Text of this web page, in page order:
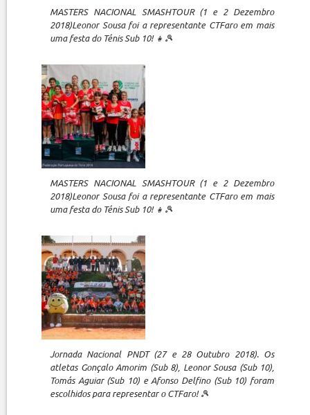
MASTERS NACIONAL SMASHTOUR (1 e 2 Dezembro
2018)Leonor Sousa foi a representante CTFaro em mais
uma festa do Ténis Sub 10! 👧🎾
MASTERS NACIONAL SMASHTOUR (1 e 2 Dezembro
2018)Leonor Sousa foi a representante CTFaro em mais
uma festa do Ténis Sub 10! 👧🎾
Jornada Nacional PNDT (27 e 28 Outubro 2018). Os
atletas Gonçalo Amorim (Sub 8), Leonor Sousa (Sub 10),
Tomás Aguiar (Sub 10) e Afonso Delfino (Sub 10) foram
escolhidos para representar o CTFaro! 🎾